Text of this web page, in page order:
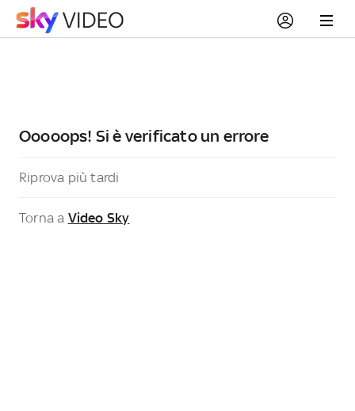
Ooooops! Si è verificato un errore
Riprova più tardi
Torna a Video Sky